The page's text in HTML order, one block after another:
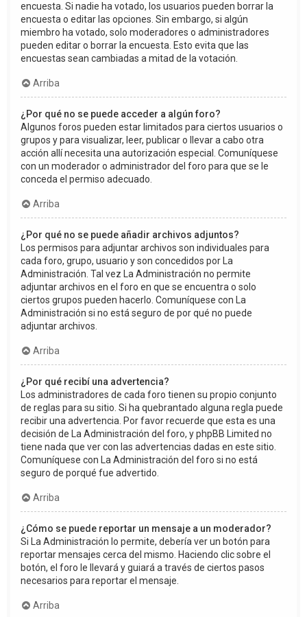
encuesta. Si nadie ha votado, los usuarios pueden borrar la
encuesta o editar las opciones. Sin embargo, si algún
miembro ha votado, solo moderadores o administradores
pueden editar o borrar la encuesta. Esto evita que las
encuestas sean cambiadas a mitad de la votación.
Arriba
¿Por qué no se puede acceder a algún foro?
Algunos foros pueden estar limitados para ciertos usuarios o
grupos y para visualizar, leer, publicar o llevar a cabo otra
acción allí necesita una autorización especial. Comuníquese
con un moderador o administrador del foro para que se le
conceda el permiso adecuado.
Arriba
¿Por qué no se puede añadir archivos adjuntos?
Los permisos para adjuntar archivos son individuales para
cada foro, grupo, usuario y son concedidos por La
Administración. Tal vez La Administración no permite
adjuntar archivos en el foro en que se encuentra o solo
ciertos grupos pueden hacerlo. Comuníquese con La
Administración si no está seguro de por qué no puede
adjuntar archivos.
Arriba
¿Por qué recibí una advertencia?
Los administradores de cada foro tienen su propio conjunto
de reglas para su sitio. Si ha quebrantado alguna regla puede
recibir una advertencia. Por favor recuerde que esta es una
decisión de La Administración del foro, y phpBB Limited no
tiene nada que ver con las advertencias dadas en este sitio.
Comuníquese con La Administración del foro si no está
seguro de porqué fue advertido.
Arriba
¿Cómo se puede reportar un mensaje a un moderador?
Si La Administración lo permite, debería ver un botón para
reportar mensajes cerca del mismo. Haciendo clic sobre el
botón, el foro le llevará y guiará a través de ciertos pasos
necesarios para reportar el mensaje.
Arriba